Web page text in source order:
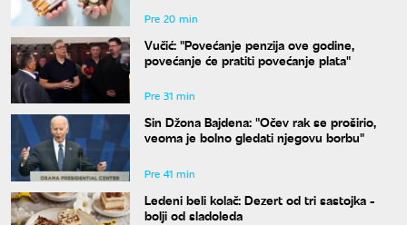
Pre 20 min
Vučić: "Povećanje penzija ove godine,
povećanje će pratiti povećanje plata"
Pre 31 min
Sin Džona Bajdena: "Očev rak se proširio,
veoma je bolno gledati njegovu borbu"
Pre 41 min
Ledeni beli kolač: Dezert od tri sastojka -
bolji od sladoleda